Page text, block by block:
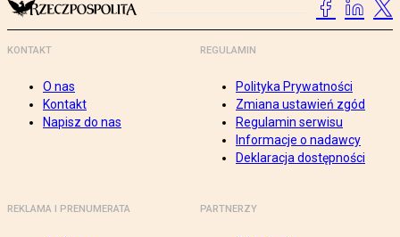
KONTAKT
O nas
Kontakt
Napisz do nas
REGULAMIN
Polityka Prywatności
Zmiana ustawień zgód
Regulamin serwisu
Informacje o nadawcy
Deklaracja dostępności
REKLAMA I PRENUMERATA PARTNERZY